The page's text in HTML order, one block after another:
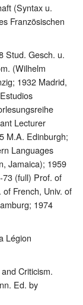
(Syntax u.
Französischen
Stud. Gesch. u.
(Wilhelm
1932 Madrid,
Lecturer
M.A. Edinburgh;
Languages
Jamaica); 1959
73 (full) Prof. of
French, Univ. of
1974
Légion
Criticism.
Ed. by